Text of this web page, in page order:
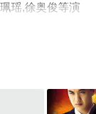
瑶,徐奥俊等演
已揭晓（全16
剧情信息可移